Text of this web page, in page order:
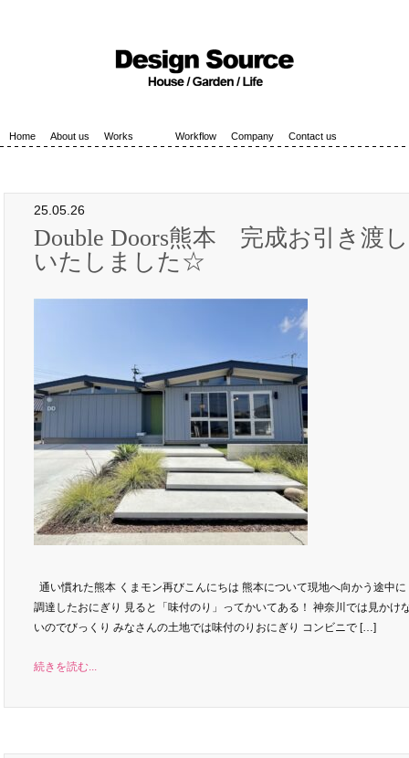
Home About us Works Workflow Company Contact us
25.05.26
Double Doors熊本 完成お引き渡し
いたしました☆
通い慣れた熊本 くまモン再びこんにちは 熊本について現地へ向かう途中に
調達したおにぎり 見ると「味付のり」ってかいてある！ 神奈川では見かけ
いのでびっくり みなさんの土地では味付のりおにぎり コンビニで […]
続きを読む...